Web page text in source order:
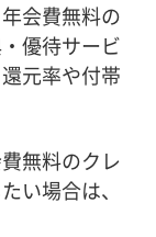
会費無料の
優待サービ
元率や付帯
無料のクレ
い場合は、